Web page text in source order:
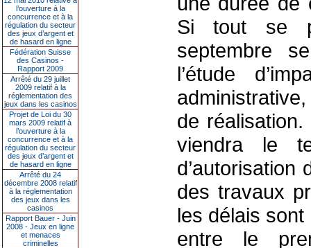
l’ouverture à la
concurrence et à la
régulation du secteur
des jeux d’argent et
de hasard en ligne
Fédération Suisse
des Casinos -
Rapport 2009
Arrêté du 29 juillet
2009 relatif à la
réglementation des
jeux dans les casinos
Projet de Loi du 30
mars 2009 relatif à
l’ouverture à la
concurrence et à la
régulation du secteur
des jeux d’argent et
de hasard en ligne
Arrêté du 24
décembre 2008 relatif
à la réglementation
des jeux dans les
casinos
Rapport Bauer - Juin
2008 - Jeux en ligne
et menaces
criminelles
Si tout se
septembre
l’étude
de réalisation.
viendra le
d’autorisation
des travaux
les délais sont
entre le